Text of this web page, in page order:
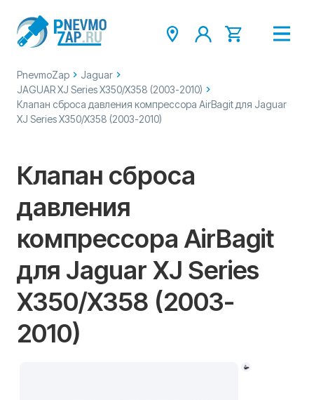
PnevmoZap
Jaguar
JAGUAR XJ Series X350/X358 (2003-2010)
Клапан сброса давления компрессора AirBagit для Jaguar
XJ Series X350/X358 (2003-2010)
Клапан сброса
давления
компрессора AirBagit
для Jaguar XJ Series
X350/X358 (2003-
2010)